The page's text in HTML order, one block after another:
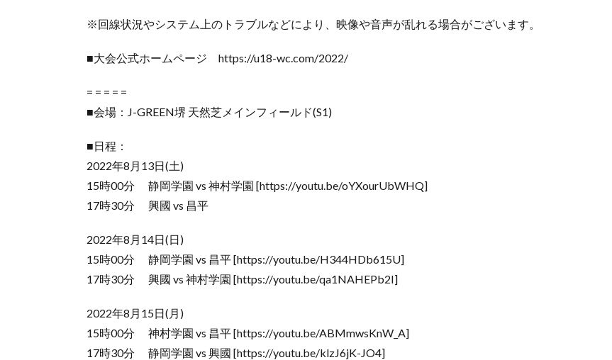
※回線状況やシステム上のトラブルなどにより、映像や音声が乱れる場合がございます。
■大会公式ホームページ https://u18-wc.com/2022/
= = = = =
■会場：J-GREEN堺 天然芝メインフィールド(S1)
■日程：
2022年8月13日(土)
15時00分 静岡学園 vs 神村学園 [https://youtu.be/oYXourUbWHQ]
17時30分 興國 vs 昌平
2022年8月14日(日)
15時00分 静岡学園 vs 昌平 [https://youtu.be/H344HDb615U]
17時30分 興國 vs 神村学園 [https://youtu.be/qa1NAHEPb2I]
2022年8月15日(月)
15時00分 神村学園 vs 昌平 [https://youtu.be/ABMmwsKnW_A]
17時30分 静岡学園 vs 興國 [https://youtu.be/klzJ6jK-JO4]